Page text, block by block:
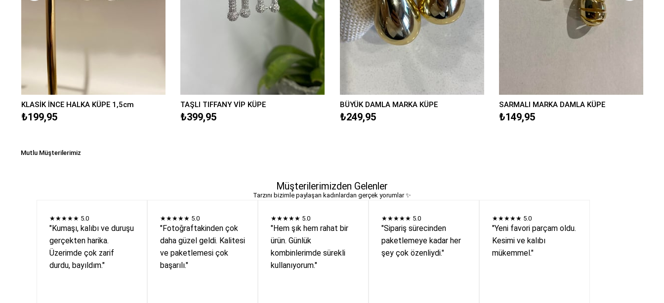
KLASİK İNCE HALKA KÜPE 1,5cm
₺199,95
TAŞLI TIFFANY VİP KÜPE
₺399,95
BÜYÜK DAMLA MARKA KÜPE
₺249,95
SARMALI MARKA DAMLA KÜPE
₺149,95
Mutlu Müşterilerimiz
Müşterilerimizden Gelenler
Tarzını bizimle paylaşan kadınlardan gerçek yorumlar ✨
★★★★★ 5.0
"Kumaşı, kalıbı ve duruşu
gerçekten harika.
Üzerimde çok zarif
durdu, bayıldım."
★★★★★ 5.0
"Fotoğraftakinden çok
daha güzel geldi. Kalitesi
ve paketlemesi çok
başarılı."
★★★★★ 5.0
"Hem şık hem rahat bir
ürün. Günlük
kombinlerimde sürekli
kullanıyorum."
★★★★★ 5.0
"Sipariş sürecinden
paketlemeye kadar her
şey çok özenliydi."
★★★★★ 5.0
"Yeni favori parçam oldu.
Kesimi ve kalıbı
mükemmel."